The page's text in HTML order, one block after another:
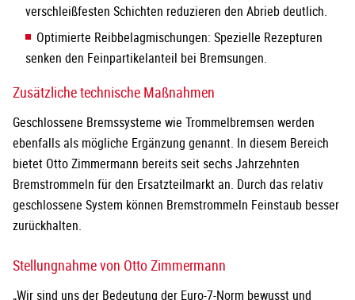
verschleißfesten Schichten reduzieren den Abrieb deutlich.
Optimierte Reibbelagmischungen: Spezielle Rezepturen
senken den Feinpartikelanteil bei Bremsungen.
Zusätzliche technische Maßnahmen
Geschlossene Bremssysteme wie Trommelbremsen werden
ebenfalls als mögliche Ergänzung genannt. In diesem Bereich
bietet Otto Zimmermann bereits seit sechs Jahrzehnten
Bremstrommeln für den Ersatzteilmarkt an. Durch das relativ
geschlossene System können Bremstrommeln Feinstaub besser
zurückhalten.
Stellungnahme von Otto Zimmermann
„Wir sind uns der Bedeutung der Euro-7-Norm bewusst und